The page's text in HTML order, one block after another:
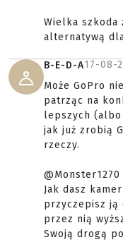
Wielka szkoda
alternatywą
B-E-D-A17-08-
Może GoPro
patrząc na
lepszych
jak już zrobią
rzeczy.
@Monster1270
Jak dasz
przyczepisz ją
przez nią
Swoją drogą